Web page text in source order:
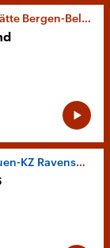
Bergen-Belsen
Ravensbrück